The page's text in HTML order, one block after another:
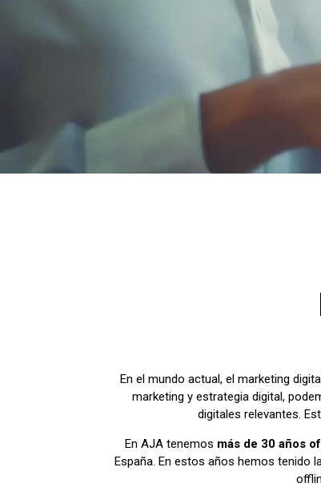
En el mundo actual, el marketing
marketing y estrategia digital,
digitales relevantes.
En AJA tenemos más de 30 años
España. En estos años hemos tenido